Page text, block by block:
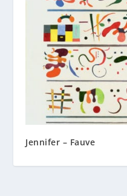
Jennifer – Fauve